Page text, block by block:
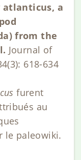
atlanticus, a
from the
Journal of
618-634
furent
au
le paleowiki.